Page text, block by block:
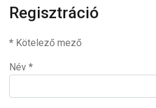
Regisztráció
* Kötelező mező
Név *